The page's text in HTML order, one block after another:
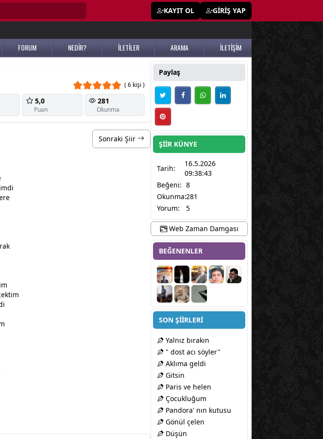
KAYIT OL GİRİŞ YAP
FORUM NEDİR? İLETİLER ARAMA İLETİŞİM
( 6 kişi )
5,0
Puan
281
Okunma
Sonraki Şiir
Paylaş
ŞİİR KÜNYE
Tarih:
16.5.2026
09:38:43
Beğeni: 8
Okunma:281
Yorum:
5
Web Zaman Damgası
BEĞENENLER
SON ŞİİRLERİ
Yalnız bırakın
" dost acı söyler"
Aklıma geldi
Gitsin
Paris ve helen
Çocukluğum
Pandora' nın kutusu
Gönül çelen
Düşün